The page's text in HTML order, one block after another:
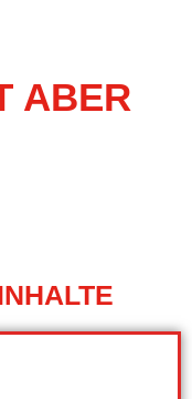
ABER